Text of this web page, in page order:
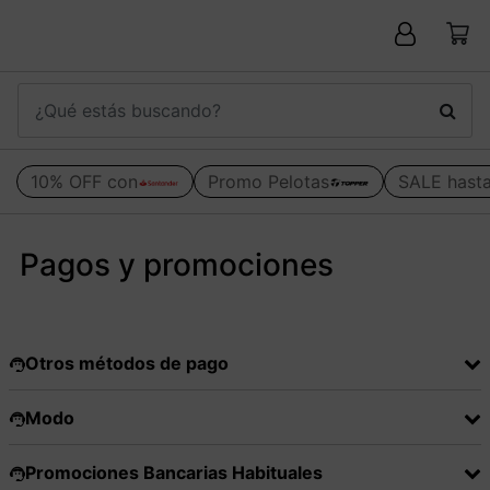
10% OFF con Promo Pelotas SALE
Pagos y promociones
Otros métodos de pago
Modo
Promociones Bancarias Habituales